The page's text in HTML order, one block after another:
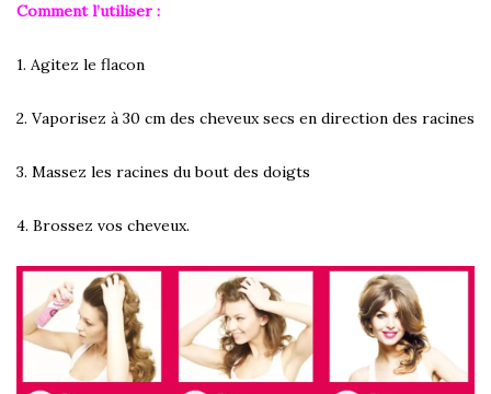
Comment l’utiliser :
1. Agitez le flacon
2. Vaporisez à 30 cm des cheveux secs en direction des racines
3. Massez les racines du bout des doigts
4. Brossez vos cheveux.